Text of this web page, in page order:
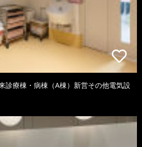
診療棟・病棟（A棟）新営その他電気設